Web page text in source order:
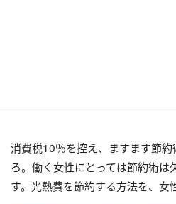
消費税10％を控え、ますます節
ろ。働く女性にとっては節約術は
す。光熱費を節約する方法を、女